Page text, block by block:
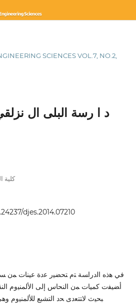
SCIENCES VOL.7, NO.2,
د ا رسة البلى ال
كلية
djes.2014.07210
ﻓﻲ ﻫذﻩ اﻟدراﺴﺔ ﺘم ﺘﺤﻀﯿر ﻋدة ﻋﯿﻨﺎت ﻤن